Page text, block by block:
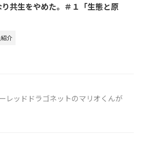
り共生をやめた。＃１「生態と原
介
レッドドラゴネットのマリオくんが